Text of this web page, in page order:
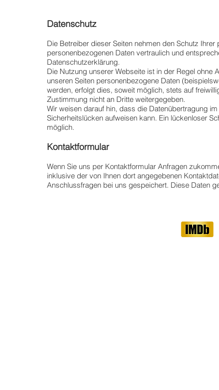
Datenschutz
Die Betreiber dieser Seiten nehmen den Schutz
personenbezogenen Daten vertraulich und
Datenschutzerklärung.
Die Nutzung unserer Webseite ist in der Regel
unseren Seiten personenbezogene Daten
werden, erfolgt dies, soweit möglich, stets auf
Zustimmung nicht an Dritte weitergegeben.
Wir weisen darauf hin, dass die Datenübertragung
Sicherheitslücken aufweisen kann. Ein lückenloser
möglich.
Kontaktformular
Wenn Sie uns per Kontaktformular Anfragen
inklusive der von Ihnen dort angegebenen
Anschlussfragen bei uns gespeichert. Diese Daten